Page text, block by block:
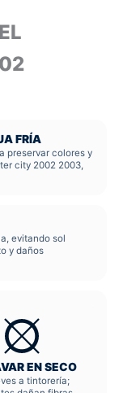
FRÍA
preservar colores y
city 2002 2003,
evitando sol
y daños
EN SECO
a tintorería;